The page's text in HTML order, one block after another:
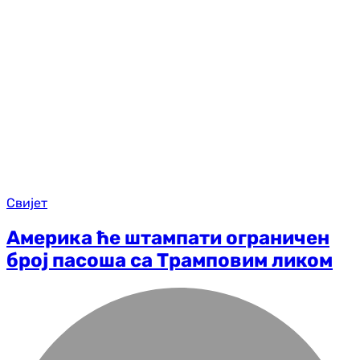
Свијет
Америка ће штампати ограничен
број пасоша са Трамповим ликом